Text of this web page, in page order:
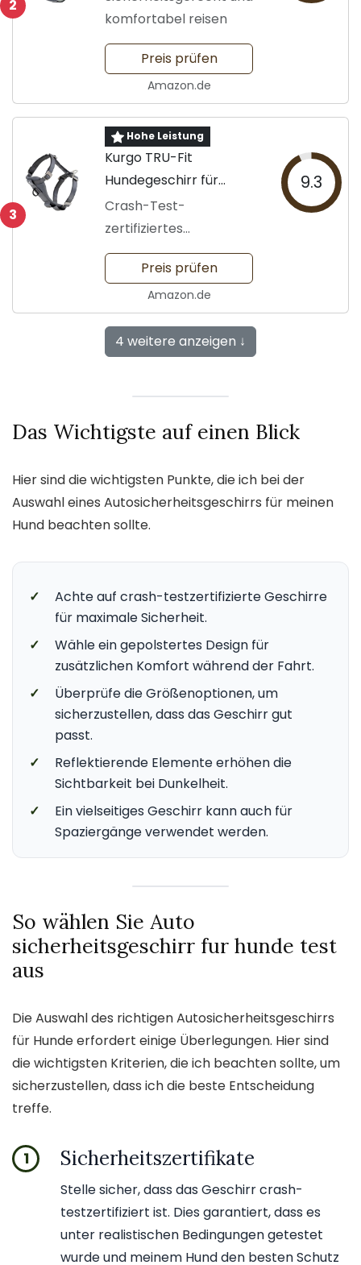
2
komfortabel reisen
Preis prüfen
Amazon.de
3
Hohe Leistung
Kurgo TRU-Fit
Hundegeschirr für
Sicherheit
Crash-Test-
zertifiziertes
Hundegeschirr für
Reisen
9.3
Preis prüfen
Amazon.de
4 weitere anzeigen ↓
Das Wichtigste auf einen Blick
Hier sind die wichtigsten Punkte, die ich bei der
Auswahl eines Autosicherheitsgeschirrs für meinen
Hund beachten sollte.
✓
Achte auf crash-testzertifizierte Geschirre
für maximale Sicherheit.
✓
Wähle ein gepolstertes Design für
zusätzlichen Komfort während der Fahrt.
✓
Überprüfe die Größenoptionen, um
sicherzustellen, dass das Geschirr gut
passt.
✓
Reflektierende Elemente erhöhen die
Sichtbarkeit bei Dunkelheit.
✓
Ein vielseitiges Geschirr kann auch für
Spaziergänge verwendet werden.
So wählen Sie Auto
sicherheitsgeschirr fur hunde test
aus
Die Auswahl des richtigen Autosicherheitsgeschirrs
für Hunde erfordert einige Überlegungen. Hier sind
die wichtigsten Kriterien, die ich beachten sollte, um
sicherzustellen, dass ich die beste Entscheidung
treffe.
1 Sicherheitszertifikate
Stelle sicher, dass das Geschirr crash-
testzertifiziert ist. Dies garantiert, dass es
unter realistischen Bedingungen getestet
wurde und meinem Hund den besten Schutz